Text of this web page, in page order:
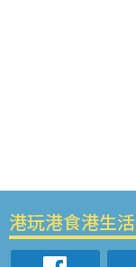
港玩港食港生活